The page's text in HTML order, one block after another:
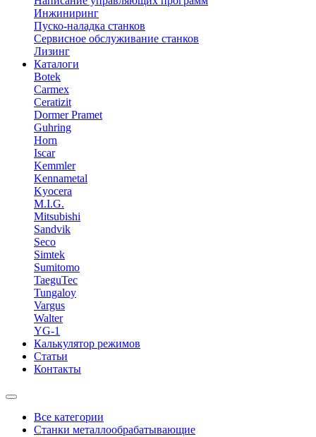
Инжиниринг
Пуско-наладка станков
Сервисное обслуживание станков
Лизинг
Каталоги
Botek
Carmex
Ceratizit
Dormer Pramet
Guhring
Horn
Iscar
Kemmler
Kennametal
Kyocera
M.I.G.
Mitsubishi
Sandvik
Seco
Simtek
Sumitomo
TaeguTec
Tungaloy
Vargus
Walter
YG-1
Калькулятор режимов
Статьи
Контакты
Все категории
Станки металлообрабатывающие